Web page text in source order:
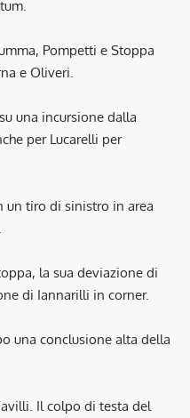
Pompetti e Stoppa
e Oliveri.
una incursione dalla
per Lucarelli per
un tiro di sinistro in area
la sua deviazione di
di Iannarilli in corner.
una conclusione alta della
Il colpo di testa del